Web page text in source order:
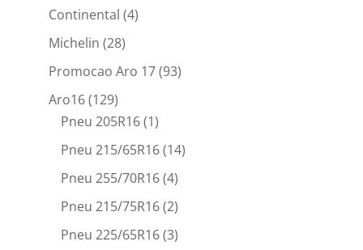
Continental (4)
Michelin (28)
Promocao Aro 17(93)
Aro16(129)
Pneu 205R16(1)
Pneu 215/65R16(14)
Pneu 255/70R16(4)
Pneu 215/75R16(2)
Pneu 225/65R16(3)